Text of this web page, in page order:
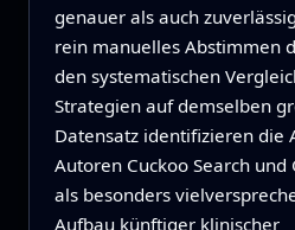
genauer als auch
rein manuelles Abstimmen
den systematischen
Strategien auf demselben
Datensatz identifizieren die
Autoren Cuckoo Search
als besonders
Aufbau künftiger klinischer